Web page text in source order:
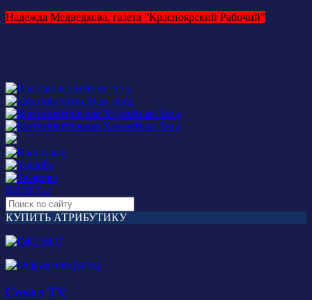
Надежда Медведкова, газета "Красноярский Рабочий"
БИЛЕТЫ
КУПИТЬ АТРИБУТИКУ
Сокол TV